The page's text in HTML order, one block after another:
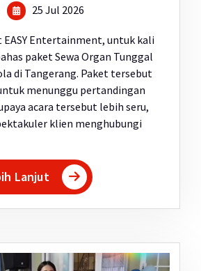
25 Jul 2026
EASY Entertainment, untuk kali
paket Sewa Organ Tunggal
di Tangerang. Paket tersebut
menunggu pertandingan
acara tersebut lebih seru,
klien menghubungi
Lanjut